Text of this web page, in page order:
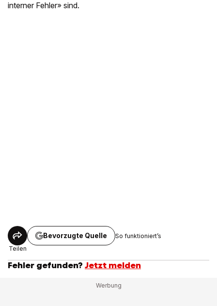
interner Fehler» sind.
Teilen
Bevorzugte Quelle So funktioniert’s
Fehler gefunden? Jetzt melden